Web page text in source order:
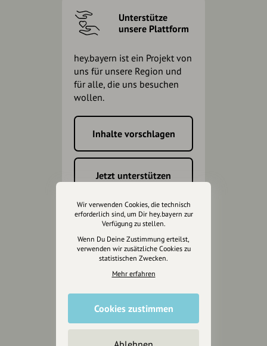
Unterstütze
unsere Plattform
hey.bayern ist ein Projekt von
uns für unsere Region und
für alle, die uns besuchen
wollen.
Inhalte vorschlagen
Jetzt unterstützen
Wir können leider keine
Spendenquittung ausstellen.
Wir verwenden Cookies, die technisch
erforderlich sind, um Dir hey.bayern zur
Verfügung zu stellen.
Wenn Du Deine Zustimmung erteilst,
verwenden wir zusätzliche Cookies zu
statistischen Zwecken.
Mehr erfahren
Cookies zustimmen